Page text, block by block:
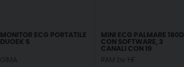
MONITOR ECG PORTATILE
DUOEK S
GIMA
MINI ECG PALMARE 180D
CON SOFTWARE, 3
CANALI CON 19
INTERPRETAZIONI
RAM by HF